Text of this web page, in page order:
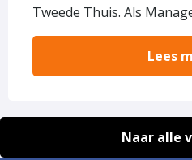
Tweede Thuis. Als
Lees
Naar alle